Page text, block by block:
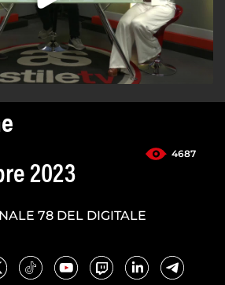
4687
2023
78 DEL DIGITALE